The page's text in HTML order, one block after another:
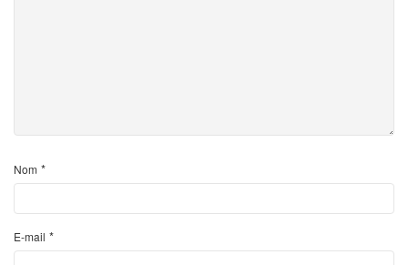
Nom *
E-mail *